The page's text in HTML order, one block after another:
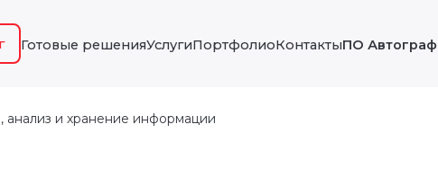
Готовые решенияУслугиПортфолиоКонтактыПО Автограф
анализ и хранение информации